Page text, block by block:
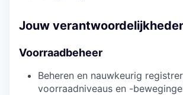
Jouw
Voorraadbeheer
Beheren en nauwkeurig
voorraadniveaus en -